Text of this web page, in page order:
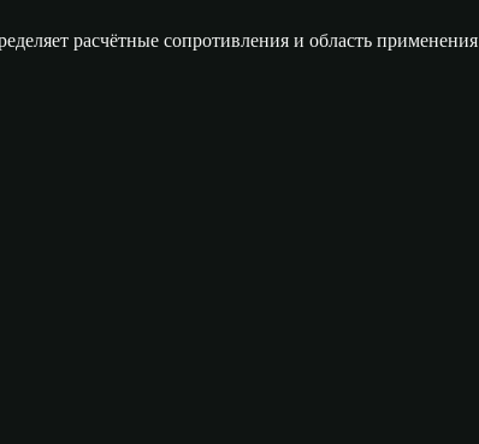
расчётные сопротивления и область